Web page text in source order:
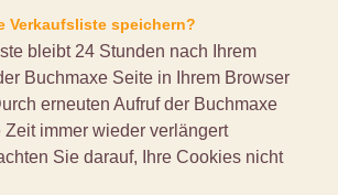
Verkaufsliste speichern?
bleibt 24 Stunden nach Ihrem
Buchmaxe Seite in Ihrem Browser
erneuten Aufruf der Buchmaxe
Zeit immer wieder verlängert
Sie darauf, Ihre Cookies nicht